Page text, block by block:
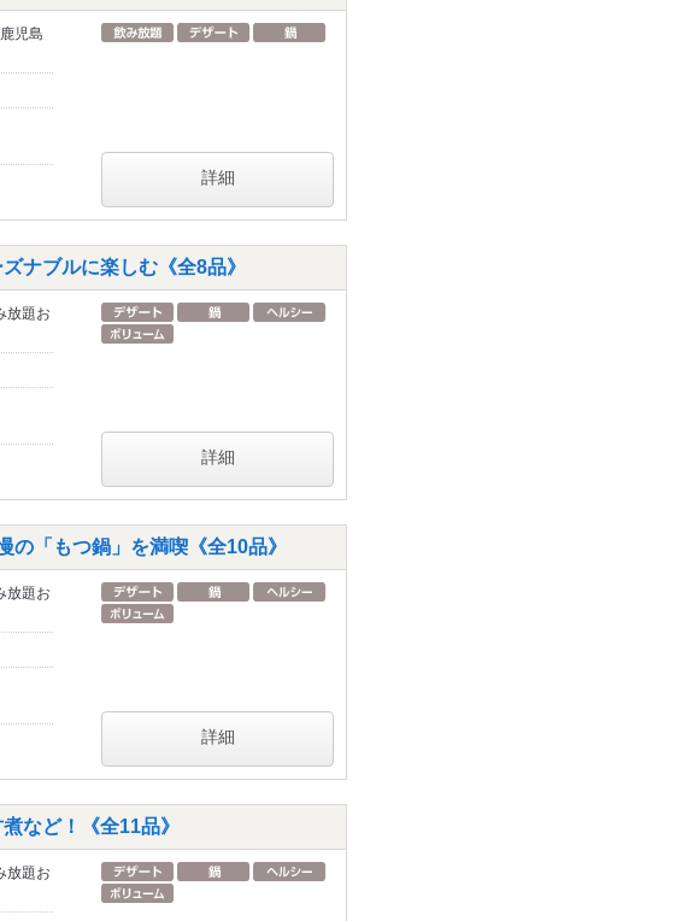
児島
詳細
ナブルに楽しむ《全8品》
放題お
詳細
「もつ鍋」を満喫《全10品》
放題お
詳細
など！《全11品》
放題お